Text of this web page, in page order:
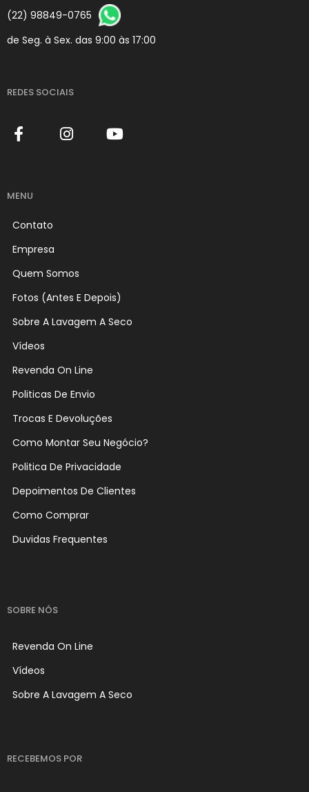
(22) 98849-0765
de Seg. à Sex. das 9:00 às 17:00
REDES SOCIAIS
MENU
Contato
Empresa
Quem Somos
Fotos (Antes E Depois)
Sobre A Lavagem A Seco
Vídeos
Revenda On Line
Politicas De Envio
Trocas E Devoluções
Como Montar Seu Negócio?
Politica De Privacidade
Depoimentos De Clientes
Como Comprar
Duvidas Frequentes
SOBRE NÓS
Revenda On Line
Vídeos
Sobre A Lavagem A Seco
RECEBEMOS POR